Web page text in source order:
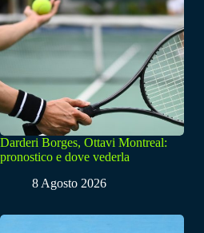
Darderi Borges, Ottavi Montreal:
pronostico e dove vederla
8 Agosto 2026